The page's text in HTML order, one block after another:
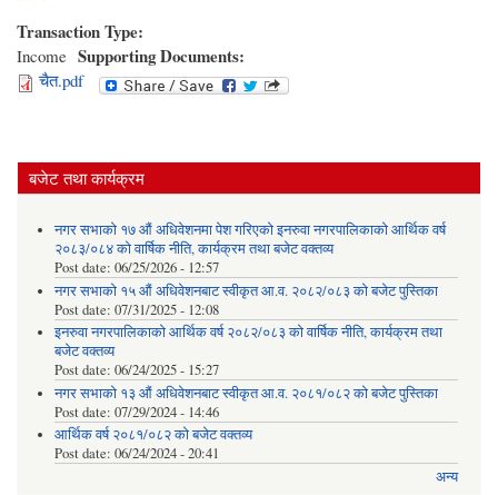
Transaction Type:
Income Supporting Documents:
चैत.pdf
बजेट तथा कार्यक्रम
नगर सभाको १७ औं अधिवेशनमा पेश गरिएको इनरुवा नगरपालिकाको आर्थिक वर्ष
२०८३/०८४ को वार्षिक नीति, कार्यक्रम तथा बजेट वक्तव्य
Post date: 06/25/2026 - 12:57
नगर सभाको १५ औं अधिवेशनबाट स्वीकृत आ.व. २०८२/०८३ को बजेट पुस्तिका
Post date: 07/31/2025 - 12:08
इनरुवा नगरपालिकाको आर्थिक वर्ष २०८२/०८३ को वार्षिक नीति, कार्यक्रम तथा
बजेट वक्तव्य
Post date: 06/24/2025 - 15:27
नगर सभाको १३ औं अधिवेशनबाट स्वीकृत आ.व. २०८१/०८२ को बजेट पुस्तिका
Post date: 07/29/2024 - 14:46
आर्थिक वर्ष २०८१/०८२ को बजेट वक्तव्य
Post date: 06/24/2024 - 20:41
अन्य